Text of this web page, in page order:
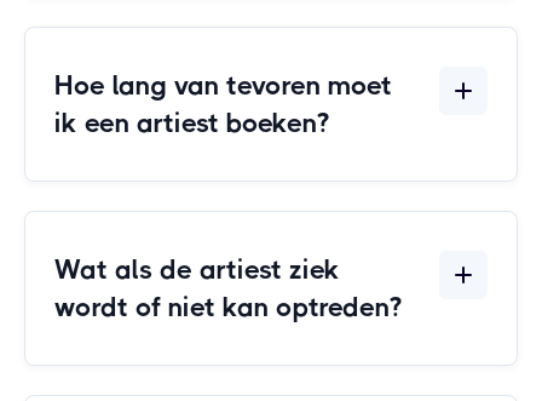
Hoe lang van tevoren moet
ik een artiest boeken?
Wat als de artiest ziek
wordt of niet kan optreden?